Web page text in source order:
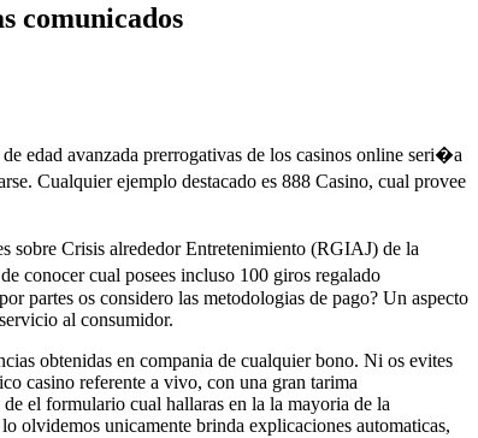
comunicados
edad avanzada prerrogativas de los casinos online seri�a
Cualquier ejemplo destacado es 888 Casino, cual provee
sobre Crisis alrededor Entretenimiento (RGIAJ) de la
conocer cual posees incluso 100 giros regalado
partes os considero las metodologias de pago? Un aspecto
al consumidor.
obtenidas en compania de cualquier bono. Ni os evites
casino referente a vivo, con una gran tarima
el formulario cual hallaras en la la mayoria de la
olvidemos unicamente brinda explicaciones automaticas,